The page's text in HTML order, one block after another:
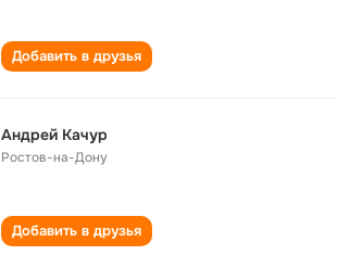
Добавить в друзья
Андрей Качур
Ростов-на-Дону
Добавить в друзья